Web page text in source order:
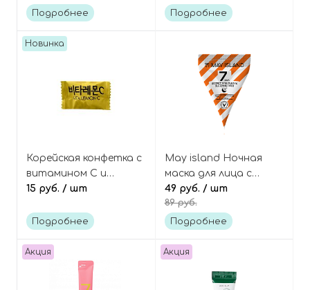
центеллой (100%),
Ampoule Mini
Подробнее
Sleeping Cream Prime
Подробнее
Новинка
Корейская конфетка с
витамином C и
лимоном, 1 шт, Vitamin
15 руб. / шт
Подробнее
May island Ночная
маска для лица с
облепихой и
витаминами
пирамидка 7 days
sleeping pack
49 руб. / шт
89 руб.
Подробнее
Акция Акция